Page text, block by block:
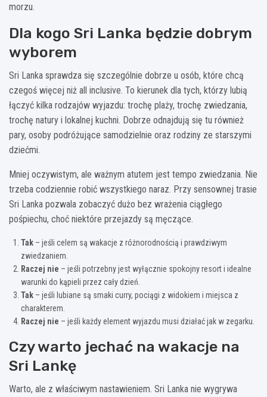
morzu.
Dla kogo Sri Lanka będzie dobrym
wyborem
Sri Lanka sprawdza się szczególnie dobrze u osób, które chcą
czegoś więcej niż all inclusive. To kierunek dla tych, którzy lubią
łączyć kilka rodzajów wyjazdu: trochę plaży, trochę zwiedzania,
trochę natury i lokalnej kuchni. Dobrze odnajdują się tu również
pary, osoby podróżujące samodzielnie oraz rodziny ze starszymi
dziećmi.
Mniej oczywistym, ale ważnym atutem jest tempo zwiedzania. Nie
trzeba codziennie robić wszystkiego naraz. Przy sensownej trasie
Sri Lanka pozwala zobaczyć dużo bez wrażenia ciągłego
pośpiechu, choć niektóre przejazdy są męczące.
Tak – jeśli celem są wakacje z różnorodnością i prawdziwym
zwiedzaniem.
Raczej nie – jeśli potrzebny jest wyłącznie spokojny resort i idealne
warunki do kąpieli przez cały dzień.
Tak – jeśli lubiane są smaki curry, pociągi z widokiem i miejsca z
charakterem.
Raczej nie – jeśli każdy element wyjazdu musi działać jak w zegarku.
Czy warto jechać na wakacje na
Sri Lankę
Warto, ale z właściwym nastawieniem. Sri Lanka nie wygrywa